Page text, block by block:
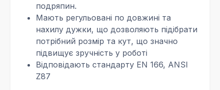
подряпин.
Мають регульовані по довжині та
нахилу дужки, що дозволяють підібрати
потрібний розмір та кут, що значно
підвищує зручність у роботі
Відповідають стандарту EN 166, ANSI
Z87